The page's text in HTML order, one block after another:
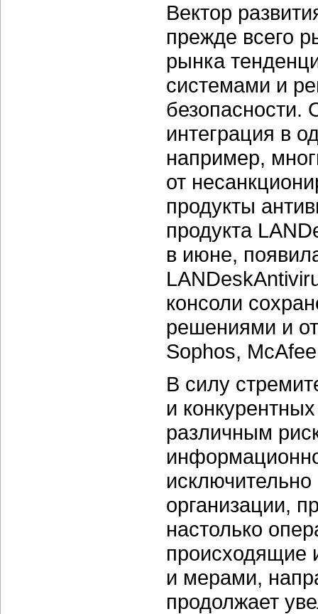
Вектор
прежде всего
рынка
системами и
безопасности.
интеграция в
например,
от
продукты
продукта
в июне,
консоли
решениями и
Sophos,
В силу
и
различным
организации,
настолько
происходящие
и мерами,
продолжает